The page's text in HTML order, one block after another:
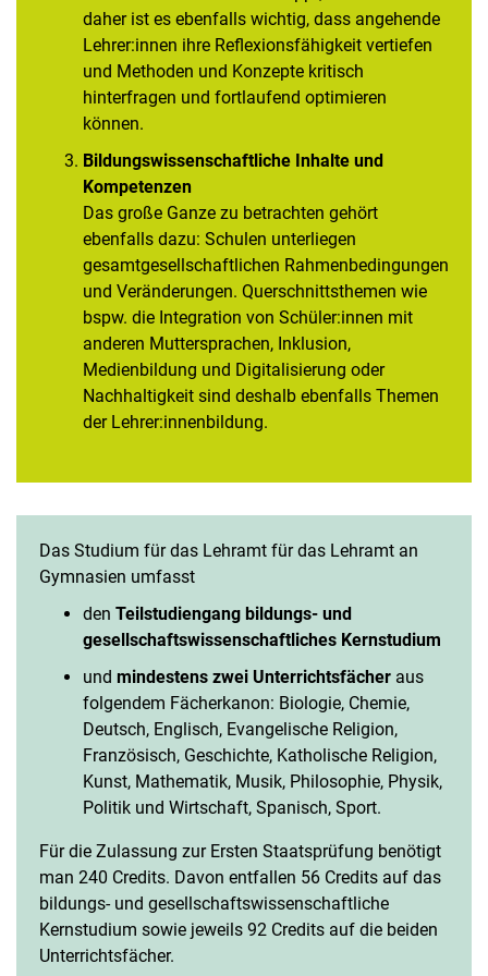
daher ist es ebenfalls wichtig, dass angehende
Lehrer:innen ihre Reflexionsfähigkeit vertiefen
und Methoden und Konzepte kritisch
hinterfragen und fortlaufend optimieren
können.
Bildungswissenschaftliche Inhalte und
Kompetenzen
Das große Ganze zu betrachten gehört
ebenfalls dazu: Schulen unterliegen
gesamtgesellschaftlichen Rahmenbedingungen
und Veränderungen. Querschnittsthemen wie
bspw. die Integration von Schüler:innen mit
anderen Muttersprachen, Inklusion,
Medienbildung und Digitalisierung oder
Nachhaltigkeit sind deshalb ebenfalls Themen
der Lehrer:innenbildung.
Das Studium für das Lehramt für das Lehramt an
Gymnasien umfasst
den Teilstudiengang bildungs- und
gesellschaftswissenschaftliches Kernstudium
und mindestens zwei Unterrichtsfächer aus
folgendem Fächerkanon: Biologie, Chemie,
Deutsch, Englisch, Evangelische Religion,
Französisch, Geschichte, Katholische Religion,
Kunst, Mathematik, Musik, Philosophie, Physik,
Politik und Wirtschaft, Spanisch, Sport.
Für die Zulassung zur Ersten Staatsprüfung benötigt
man 240 Credits. Davon entfallen 56 Credits auf das
bildungs- und gesellschaftswissenschaftliche
Kernstudium sowie jeweils 92 Credits auf die beiden
Unterrichtsfächer.